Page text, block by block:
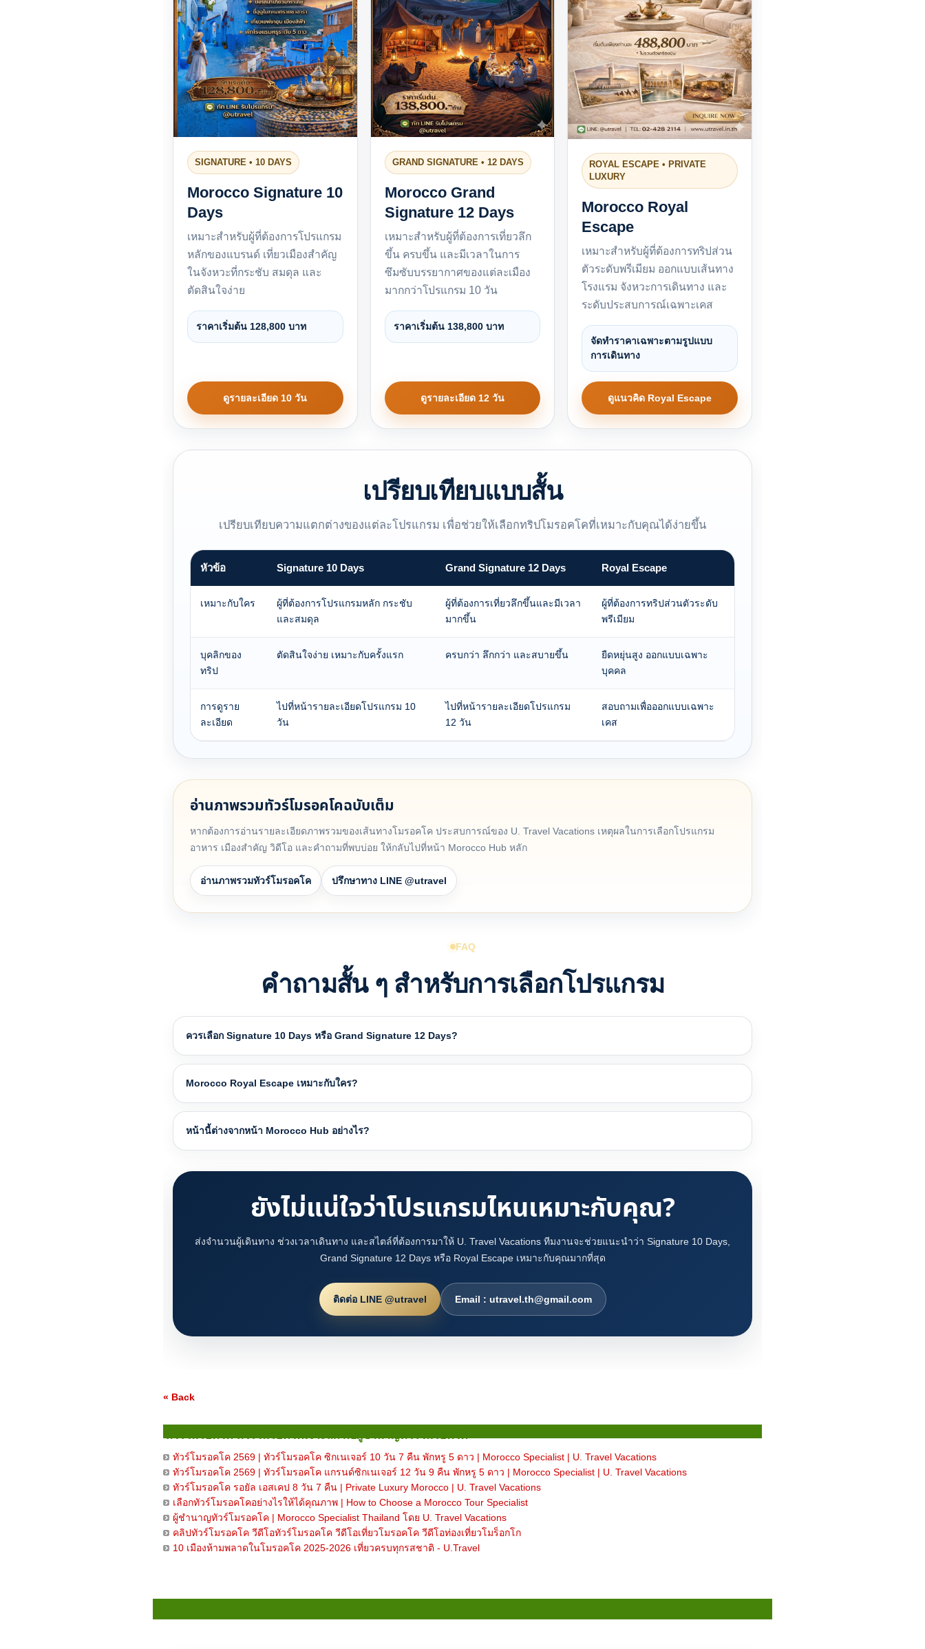
SIGNATURE • 10 DAYS
Morocco Signature 10
Days
เหมาะสำหรับผู้ที่ต้องการโปรแกรม
หลักของแบรนด์ เที่ยวเมืองสำคัญ
ในจังหวะที่กระชับ สมดุล และ
ตัดสินใจง่าย
ราคาเริ่มต้น 128,800 บาท
ดูรายละเอียด 10 วัน
GRAND SIGNATURE • 12 DAYS
Morocco Grand
Signature 12 Days
เหมาะสำหรับผู้ที่ต้องการเที่ยวลึก
ขึ้น ครบขึ้น และมีเวลาในการ
ซึมซับบรรยากาศของแต่ละเมือง
มากกว่าโปรแกรม 10 วัน
ราคาเริ่มต้น 138,800 บาท
ดูรายละเอียด 12 วัน
ROYAL ESCAPE • PRIVATE
LUXURY
Morocco Royal
Escape
เหมาะสำหรับผู้ที่ต้องการทริปส่วน
ตัวระดับพรีเมียม ออกแบบเส้นทาง
โรงแรม จังหวะการเดินทาง และ
ระดับประสบการณ์เฉพาะเคส
จัดทำราคาเฉพาะตามรูปแบบ
การเดินทาง
ดูแนวคิด Royal Escape
เปรียบเทียบแบบสั้น
เปรียบเทียบความแตกต่างของแต่ละโปรแกรม เพื่อช่วยให้เลือกทริปโมรอคโคที่เหมาะกับคุณได้ง่ายขึ้น
หัวข้อ Signature 10 Days Grand Signature 12 Days Royal Escape
เหมาะกับใคร
ผู้ที่ต้องการโปรแกรมหลัก กระชับ
และสมดุล
ผู้ที่ต้องการเที่ยวลึกขึ้นและมีเวลา
มากขึ้น
ผู้ที่ต้องการทริปส่วนตัวระดับ
พรีเมียม
บุคลิกของ
ทริป
ตัดสินใจง่าย เหมาะกับครั้งแรก ครบกว่า ลึกกว่า และสบายขึ้น
ยืดหยุ่นสูง ออกแบบเฉพาะ
บุคคล
การดูราย
ละเอียด
ไปที่หน้ารายละเอียดโปรแกรม 10
วัน
ไปที่หน้ารายละเอียดโปรแกรม
12 วัน
สอบถามเพื่อออกแบบเฉพาะ
เคส
อ่านภาพรวมทัวร์โมรอคโคฉบับเต็ม
หากต้องการอ่านรายละเอียดภาพรวมของเส้นทางโมรอคโค ประสบการณ์ของ U. Travel Vacations เหตุผลในการเลือกโปรแกรม
อาหาร เมืองสำคัญ วิดีโอ และคำถามที่พบบ่อย ให้กลับไปที่หน้า Morocco Hub หลัก
อ่านภาพรวมทัวร์โมรอคโค ปรึกษาทาง LINE @utravel
FAQ
คำถามสั้น ๆ สำหรับการเลือกโปรแกรม
ควรเลือก Signature 10 Days หรือ Grand Signature 12 Days?
Morocco Royal Escape เหมาะกับใคร?
หน้านี้ต่างจากหน้า Morocco Hub อย่างไร?
ยังไม่แน่ใจว่าโปรแกรมไหนเหมาะกับคุณ?
ส่งจำนวนผู้เดินทาง ช่วงเวลาเดินทาง และสไตล์ที่ต้องการมาให้ U. Travel Vacations ทีมงานจะช่วยแนะนำว่า Signature 10 Days,
Grand Signature 12 Days หรือ Royal Escape เหมาะกับคุณมากที่สุด
ติดต่อ LINE @utravel Email : utravel.th@gmail.com
« Back
ทัวร์โมรอคโค 2569 | ทัวร์โมรอคโค ซิกเนเจอร์ 10 วัน 7 คืน พักหรู 5 ดาว | Morocco Specialist | U. Travel Vacations
ทัวร์โมรอคโค 2569 | ทัวร์โมรอคโค แกรนด์ซิกเนเจอร์ 12 วัน 9 คืน พักหรู 5 ดาว | Morocco Specialist | U. Travel Vacations
ทัวร์โมรอคโค รอยัล เอสเคป 8 วัน 7 คืน | Private Luxury Morocco | U. Travel Vacations
เลือกทัวร์โมรอคโคอย่างไรให้ได้คุณภาพ | How to Choose a Morocco Tour Specialist
ผู้ชำนาญทัวร์โมรอคโค | Morocco Specialist Thailand โดย U. Travel Vacations
คลิปทัวร์โมรอคโค วีดีโอทัวร์โมรอคโค วีดีโอเที่ยวโมรอคโค วีดีโอท่องเที่ยวโมร็อกโก
10 เมืองห้ามพลาดในโมรอคโค 2025-2026 เที่ยวครบทุกรสชาติ - U.Travel